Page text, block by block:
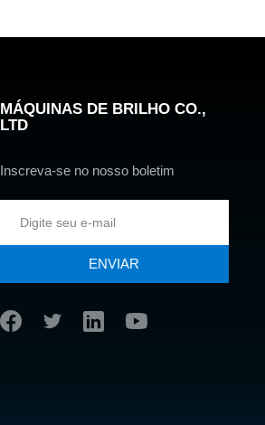
MÁQUINAS DE BRILHO CO.,
LTD
Inscreva-se no nosso boletim
ENVIAR